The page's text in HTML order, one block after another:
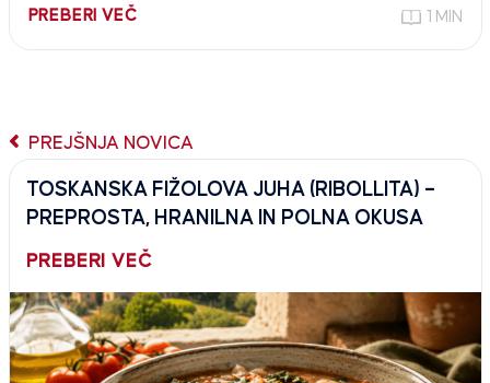
PREBERI VEČ 1 MIN
PREJŠNJA NOVICA
TOSKANSKA FIŽOLOVA JUHA (RIBOLLITA) –
PREPROSTA, HRANILNA IN POLNA OKUSA
PREBERI VEČ